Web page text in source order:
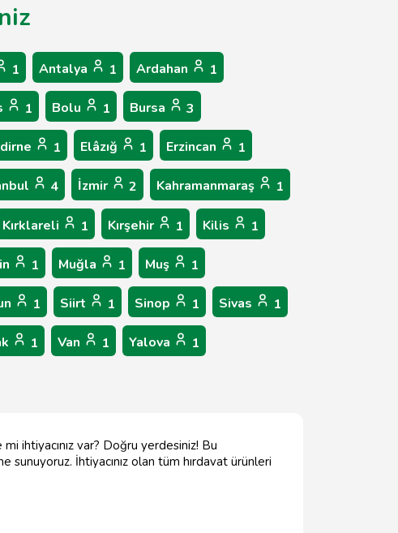
1 Antalya 1 Ardahan 1
1 Bolu 1 Bursa 3
1 Elâzığ 1 Erzincan 1
4 İzmir 2 Kahramanmaraş 1
Kırklareli 1 Kırşehir 1 Kilis 1
1 Muğla 1 Muş 1
1 Siirt 1 Sinop 1 Sivas 1
1 Van 1 Yalova 1
ihtiyacınız var? Doğru yerdesiniz! Bu
sunuyoruz. İhtiyacınız olan tüm hırdavat ürünleri